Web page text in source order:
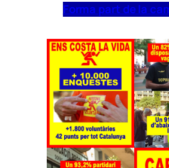
Forma part de la